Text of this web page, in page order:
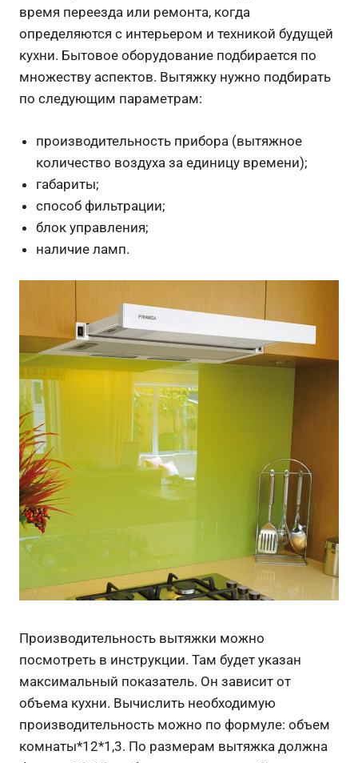
время переезда или ремонта, когда
определяются с интерьером и техникой будущей
кухни. Бытовое оборудование подбирается по
множеству аспектов. Вытяжку нужно подбирать
по следующим параметрам:
производительность прибора (вытяжное
количество воздуха за единицу времени);
габариты;
способ фильтрации;
блок управления;
наличие ламп.
Производительность вытяжки можно
посмотреть в инструкции. Там будет указан
максимальный показатель. Он зависит от
объема кухни. Вычислить необходимую
производительность можно по формуле: объем
комнаты*12*1,3. По размерам вытяжка должна